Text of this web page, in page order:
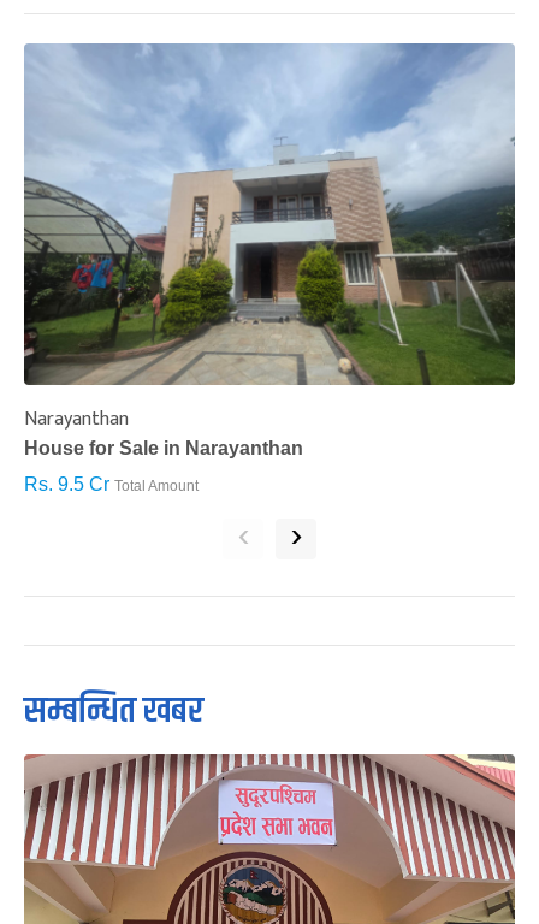
Narayanthan
House for Sale in Narayanthan
Rs. 9.5 Cr Total Amount
‹ ›
सम्बन्धित खबर